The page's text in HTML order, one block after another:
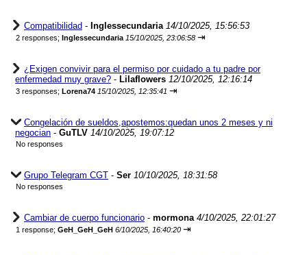
Compatibilidad - Inglessecundaria 14/10/2025, 15:56:53
2 responses; Inglessecundaria 15/10/2025, 23:06:58 ⇥
¿Exigen convivir para el permiso por cuidado a tu padre por
enfermedad muy grave? - Lilaflowers 12/10/2025, 12:16:14
3 responses; Lorena74 15/10/2025, 12:35:41 ⇥
Congelación de sueldos,apostemos:quedan unos 2 meses y ni
negocian - GuTLV 14/10/2025, 19:07:12
No responses
Grupo Telegram CGT - Ser 10/10/2025, 18:31:58
No responses
Cambiar de cuerpo funcionario - mormona 4/10/2025, 22:01:27
1 response; GeH_GeH_GeH 6/10/2025, 16:40:20 ⇥